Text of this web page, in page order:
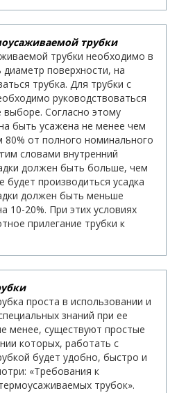
трубки
трубки необходимо в
поверхности, на
трубка. Для трубки с
руководствоваться
выборе. Согласно этому
быть усажена не менее чем
80% от полного номинального
словами внутренний
должен быть больше, чем
будет производиться усадка
должен быть меньше
10-20%. При этих условиях
прилегание трубки к
проста в использовании и
знаний при ее
менее, существуют простые
которых, работать с
будет удобно, быстро и
«Требования к
трубок».